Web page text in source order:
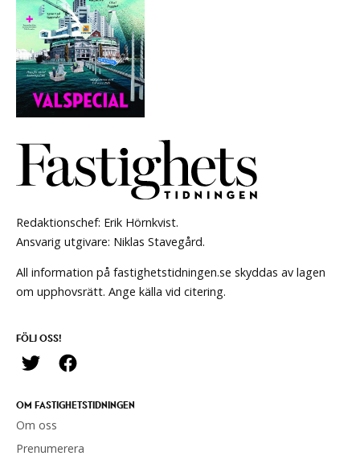
Redaktionschef: Erik Hörnkvist.
Ansvarig utgivare: Niklas Stavegård.
All information på fastighetstidningen.se skyddas av lagen
om upphovsrätt. Ange källa vid citering.
FÖLJ OSS!
OM FASTIGHETSTIDNINGEN
Om oss
Prenumerera